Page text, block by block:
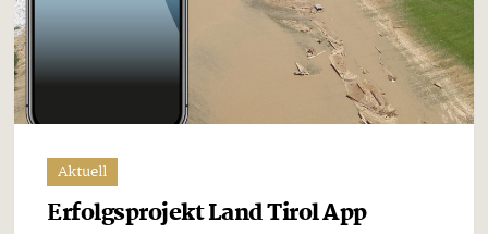
Aktuell
Erfolgsprojekt Land Tirol App